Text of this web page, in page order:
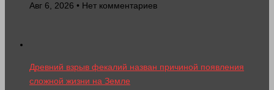
Авг 6, 2026 • Нет комментариев
Древний взрыв фекалий назван причиной появления
сложной жизни на Земле